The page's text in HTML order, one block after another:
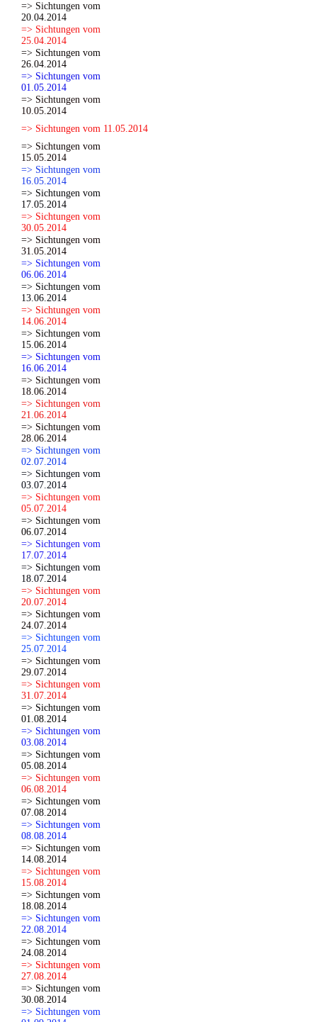
=> Sichtungen vom
20.04.2014
=> Sichtungen vom
25.04.2014
=> Sichtungen vom
26.04.2014
=> Sichtungen vom
01.05.2014
=> Sichtungen vom
10.05.2014
=> Sichtungen vom 11.05.2014
=> Sichtungen vom
15.05.2014
=> Sichtungen vom
16.05.2014
=> Sichtungen vom
17.05.2014
=> Sichtungen vom
30.05.2014
=> Sichtungen vom
31.05.2014
=> Sichtungen vom
06.06.2014
=> Sichtungen vom
13.06.2014
=> Sichtungen vom
14.06.2014
=> Sichtungen vom
15.06.2014
=> Sichtungen vom
16.06.2014
=> Sichtungen vom
18.06.2014
=> Sichtungen vom
21.06.2014
=> Sichtungen vom
28.06.2014
=> Sichtungen vom
02.07.2014
=> Sichtungen vom
03.07.2014
=> Sichtungen vom
05.07.2014
=> Sichtungen vom
06.07.2014
=> Sichtungen vom
17.07.2014
=> Sichtungen vom
18.07.2014
=> Sichtungen vom
20.07.2014
=> Sichtungen vom
24.07.2014
=> Sichtungen vom
25.07.2014
=> Sichtungen vom
29.07.2014
=> Sichtungen vom
31.07.2014
=> Sichtungen vom
01.08.2014
=> Sichtungen vom
03.08.2014
=> Sichtungen vom
05.08.2014
=> Sichtungen vom
06.08.2014
=> Sichtungen vom
07.08.2014
=> Sichtungen vom
08.08.2014
=> Sichtungen vom
14.08.2014
=> Sichtungen vom
15.08.2014
=> Sichtungen vom
18.08.2014
=> Sichtungen vom
22.08.2014
=> Sichtungen vom
24.08.2014
=> Sichtungen vom
27.08.2014
=> Sichtungen vom
30.08.2014
=> Sichtungen vom